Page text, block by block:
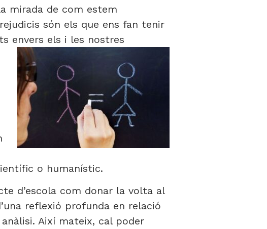
mirada de com estem
són els que ens fan tenir
envers els i les nostres
o humanístic.
d’escola com donar la volta al
reflexió profunda en relació
Així mateix, cal poder